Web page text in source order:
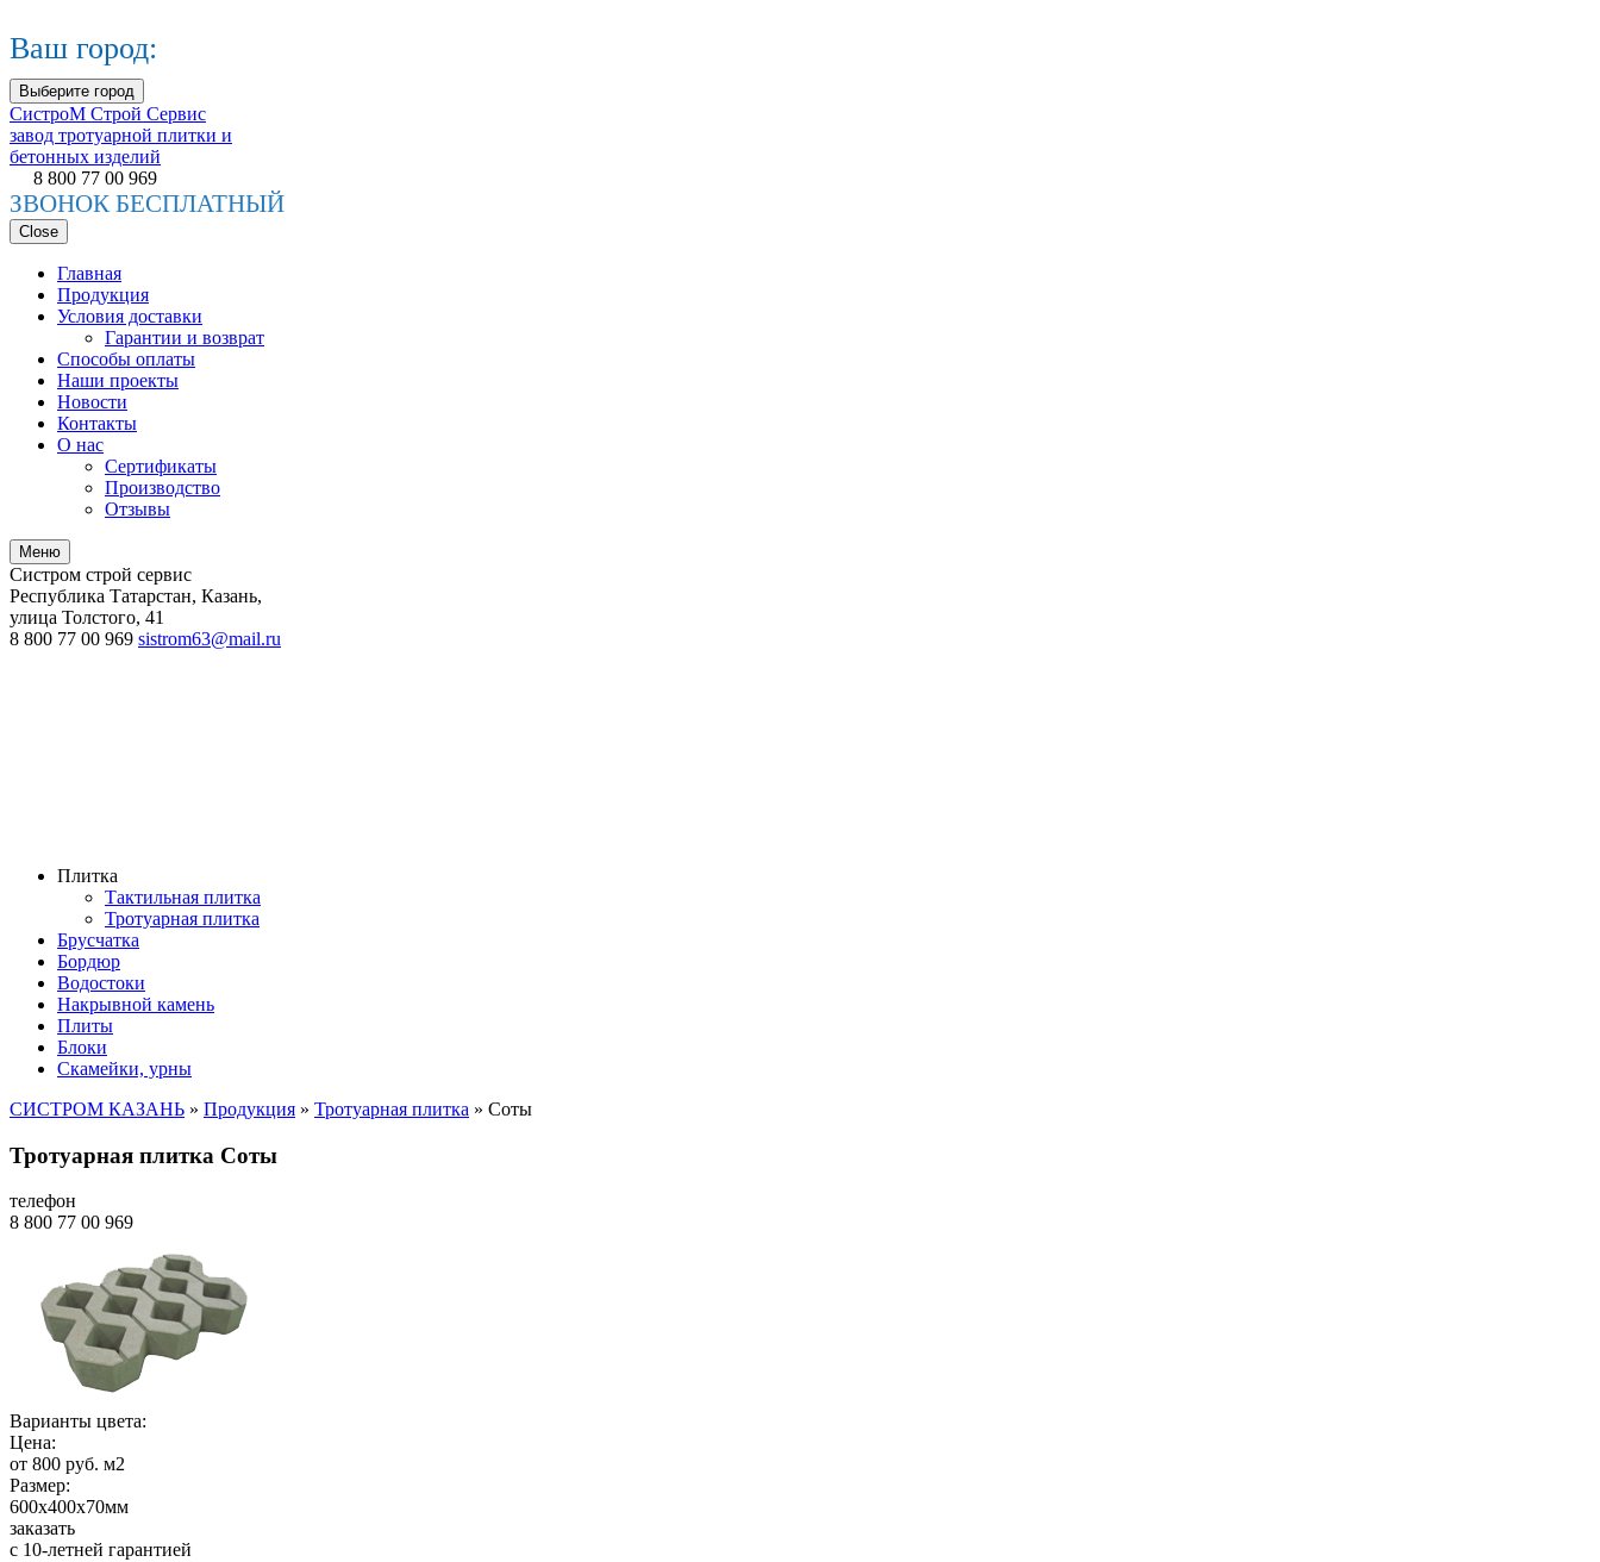
Ваш город:
Выберите город
СистроМ Строй Сервис
завод тротуарной плитки и
бетонных изделий
8 800 77 00 969
ЗВОНОК БЕСПЛАТНЫЙ
Close
Главная
Продукция
Условия доставки
Гарантии и возврат
Способы оплаты
Наши проекты
Новости
Контакты
О нас
Сертификаты
Производство
Отзывы
Меню
Систром строй сервис
Республика Татарстан, Казань,
улица Толстого, 41
8 800 77 00 969 sistrom63@mail.ru
Плитка
Тактильная плитка
Тротуарная плитка
Брусчатка
Бордюр
Водостоки
Накрывной камень
Плиты
Блоки
Скамейки, урны
СИСТРОМ КАЗАНЬ » Продукция » Тротуарная плитка » Соты
Тротуарная плитка Соты
телефон
8 800 77 00 969
Варианты цвета:
Цена:
от 800 руб. м2
Размер:
600х400х70мм
заказать
с 10-летней гарантией